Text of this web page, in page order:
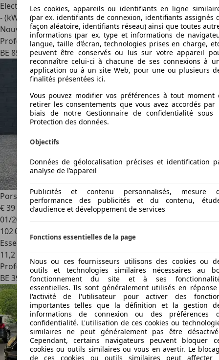
Electrique
- (kWh/100 km)
Nouveau
Professionnel
BE 8500
Kortrijk
Porsche 9973.6 Carrera 2 NAVI/BOSE/OPENDAK/XENON
€ 39 900
01/2006
102 000 km
Essence
11,2 l/100 km (mixte)
Professionnel
BE 3900 Overpelt
Les cookies, appareils ou identifiants en ligne
(par ex. identifiants de connexion, identifiants assignés
façon aléatoire, identifiants réseau) ainsi que toutes
informations (par ex. type et informations de
langue, taille d’écran, technologies prises en charge,
peuvent être conservés ou lus sur votre appareil
reconnaître celui-ci à chacune de ses connexions à
application ou à un site Web, pour une ou plusieurs
finalités présentées ici.
Vous pouvez modifier vos préférences à tout moment
retirer les consentements que vous avez accordés par
biais de notre Gestionnaire de confidentialité sous
Protection des données.
Objectifs
Données de géolocalisation précises et identification
analyse de l’appareil
Publicités et contenu personnalisés, mesure
performance des publicités et du contenu,
d’audience et développement de services
Fonctions essentielles de la page
Nous ou ces fournisseurs utilisons des cookies ou
outils et technologies similaires nécessaires au
fonctionnement du site et à ses
essentielles. Ils sont généralement utilisés en
l'activité de l'utilisateur pour activer des
importantes telles que la définition et la gestion
informations de connexion ou des préférences
confidentialité. L'utilisation de ces cookies ou
similaires ne peut généralement pas être
Cependant, certains navigateurs peuvent bloquer
cookies ou outils similaires ou vous en avertir. Le
de ces cookies ou outils similaires peut affecter